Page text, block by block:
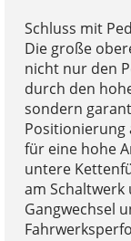
Schluss mit
Die große
nicht nur den
durch den
sondern
Positionierung
für eine hohe
untere
am
Gangwechsel